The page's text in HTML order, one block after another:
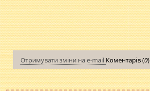
Отримувати зміни на e-mail Коментарів (0)